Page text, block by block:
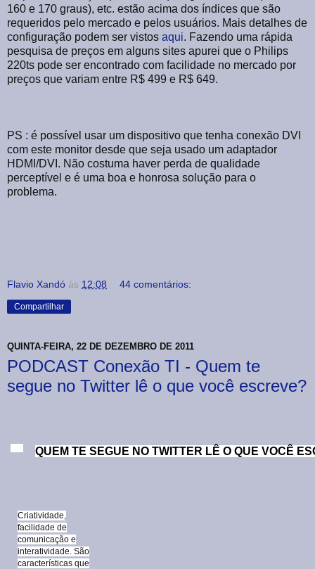
160 e 170 graus), etc. estão acima dos índices que são
requeridos pelo mercado e pelos usuários. Mais detalhes de
configuração podem ser vistos aqui. Fazendo uma rápida
pesquisa de preços em alguns sites apurei que o Philips
220ts pode ser encontrado com facilidade no mercado por
preços que variam entre R$ 499 e R$ 649.
PS : é possível usar um dispositivo que tenha conexão DVI
com este monitor desde que seja usado um adaptador
HDMI/DVI. Não costuma haver perda de qualidade
perceptível e é uma boa e honrosa solução para o
problema.
Flavio Xandó às 12:08 44 comentários:
Compartilhar
QUINTA-FEIRA, 22 DE DEZEMBRO DE 2011
PODCAST Conexão TI - Quem te
segue no Twitter lê o que você escreve?
QUEM TE SEGUE NO TWITTER LÊ O QUE VOCÊ
Criatividade,
facilidade de
comunicação e
interatividade. São
características que